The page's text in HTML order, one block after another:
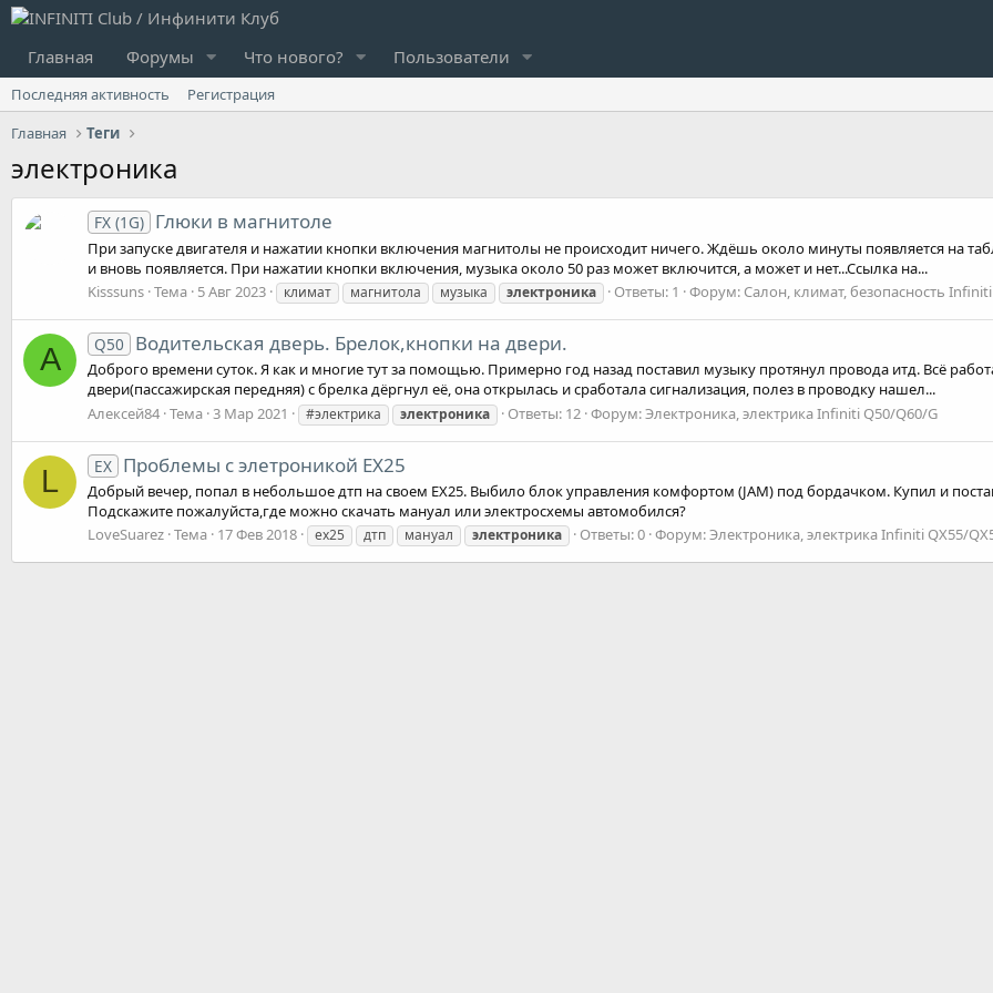
Главная Форумы Что нового? Пользователи
Последняя активность
Регистрация
Главная
Теги
электроника
FX (1G) Глюки в магнитоле
При запуске двигателя и нажатии кнопки включения магнитолы не происходит ничего. Ждёшь около минуты появляется на
и вновь появляется. При нажатии кнопки включения, музыка около 50 раз может включится, а может и нет...Ссылка на...
Kisssuns Тема 5 Авг 2023 климат магнитола музыка электроника Ответы: 1 Форум: Салон, климат, безопасность Infiniti
А Q50 Водительская дверь. Брелок,кнопки на двери.
Доброго времени суток. Я как и многие тут за помощью. Примерно год назад поставил музыку протянул провода итд. Всё
двери(пассажирская передняя) с брелка дёргнул её, она открылась и сработала сигнализация, полез в проводку нашел...
Алексей84 Тема 3 Мар 2021 #электрика электроника Ответы: 12 Форум:Электроника, электрика Infiniti Q50/Q60/G
L EX Проблемы с элетроникой EX25
Добрый вечер, попал в небольшое дтп на своем EX25. Выбило блок управления комфортом (JAM) под бордачком. Купил и
Подскажите пожалуйста,где можно скачать мануал или электросхемы автомобился?
LoveSuarez Тема 17 Фев 2018 ex25 дтп мануал электроника Ответы: 0 Форум:Электроника, электрика Infiniti QX55/